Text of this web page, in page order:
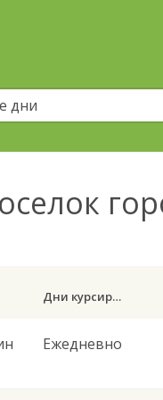
дни
Дни курсирования
Ежедневно